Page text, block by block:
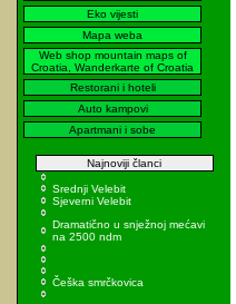
Eko vijesti
Mapa weba
Web shop mountain maps of
Croatia, Wanderkarte of Croatia
Restorani i hoteli
Auto kampovi
Apartmani i sobe
Najnoviji članci
Srednji Velebit
Sjeverni Velebit
Dramatično u snježnoj mećavi
na 2500 ndm
Češka smrčkovica